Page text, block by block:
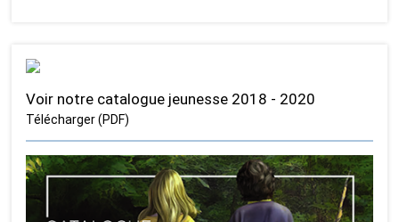
Voir notre catalogue jeunesse 2018 - 2020
Télécharger (PDF)